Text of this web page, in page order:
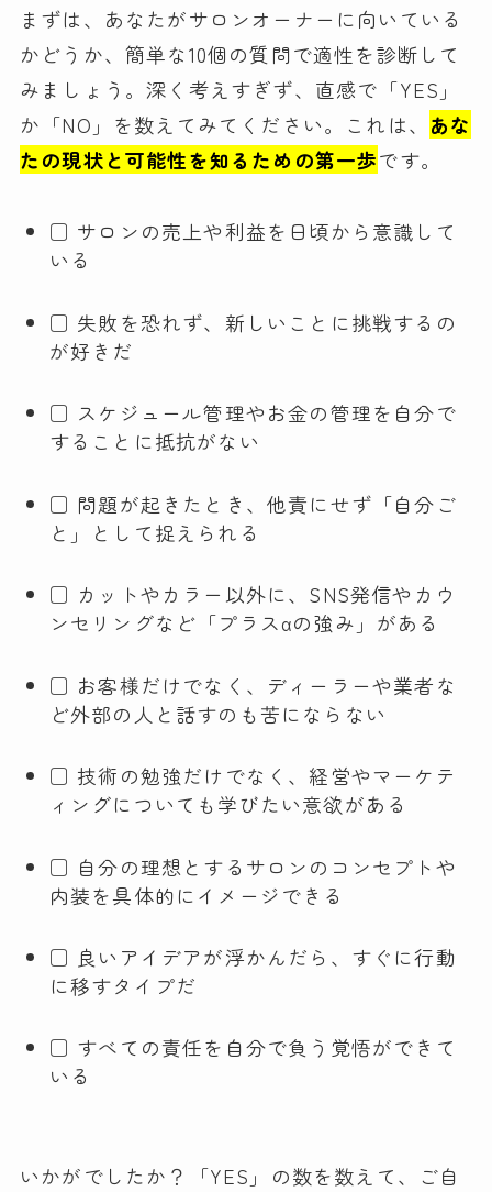
まずは、あなたがサロンオーナーに向いている
かどうか、簡単な10個の質問で適性を診断して
みましょう。深く考えすぎず、直感で「YES」
か「NO」を数えてみてください。これは、 あな
たの現状と可能性を知るための第一歩です。
□ サロンの売上や利益を日頃から意識して
いる
□ 失敗を恐れず、新しいことに挑戦するの
が好きだ
□ スケジュール管理やお金の管理を自分で
することに抵抗がない
□ 問題が起きたとき、他責にせず「自分ご
と」として捉えられる
□ カットやカラー以外に、SNS発信やカウ
ンセリングなど「プラスαの強み」がある
□ お客様だけでなく、ディーラーや業者な
ど外部の人と話すのも苦にならない
□ 技術の勉強だけでなく、経営やマーケテ
ィングについても学びたい意欲がある
□ 自分の理想とするサロンのコンセプトや
内装を具体的にイメージできる
□ 良いアイデアが浮かんだら、すぐに行動
に移すタイプだ
□ すべての責任を自分で負う覚悟ができて
いる
いかがでしたか？「YES」の数を数えて、ご自